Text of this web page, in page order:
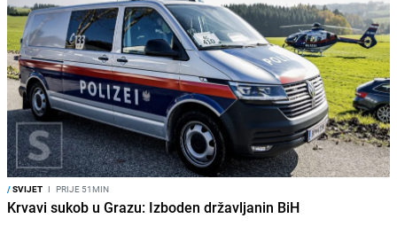
/SVIJET I PRIJE 51MIN
Krvavi sukob u Grazu: Izboden državljanin BiH